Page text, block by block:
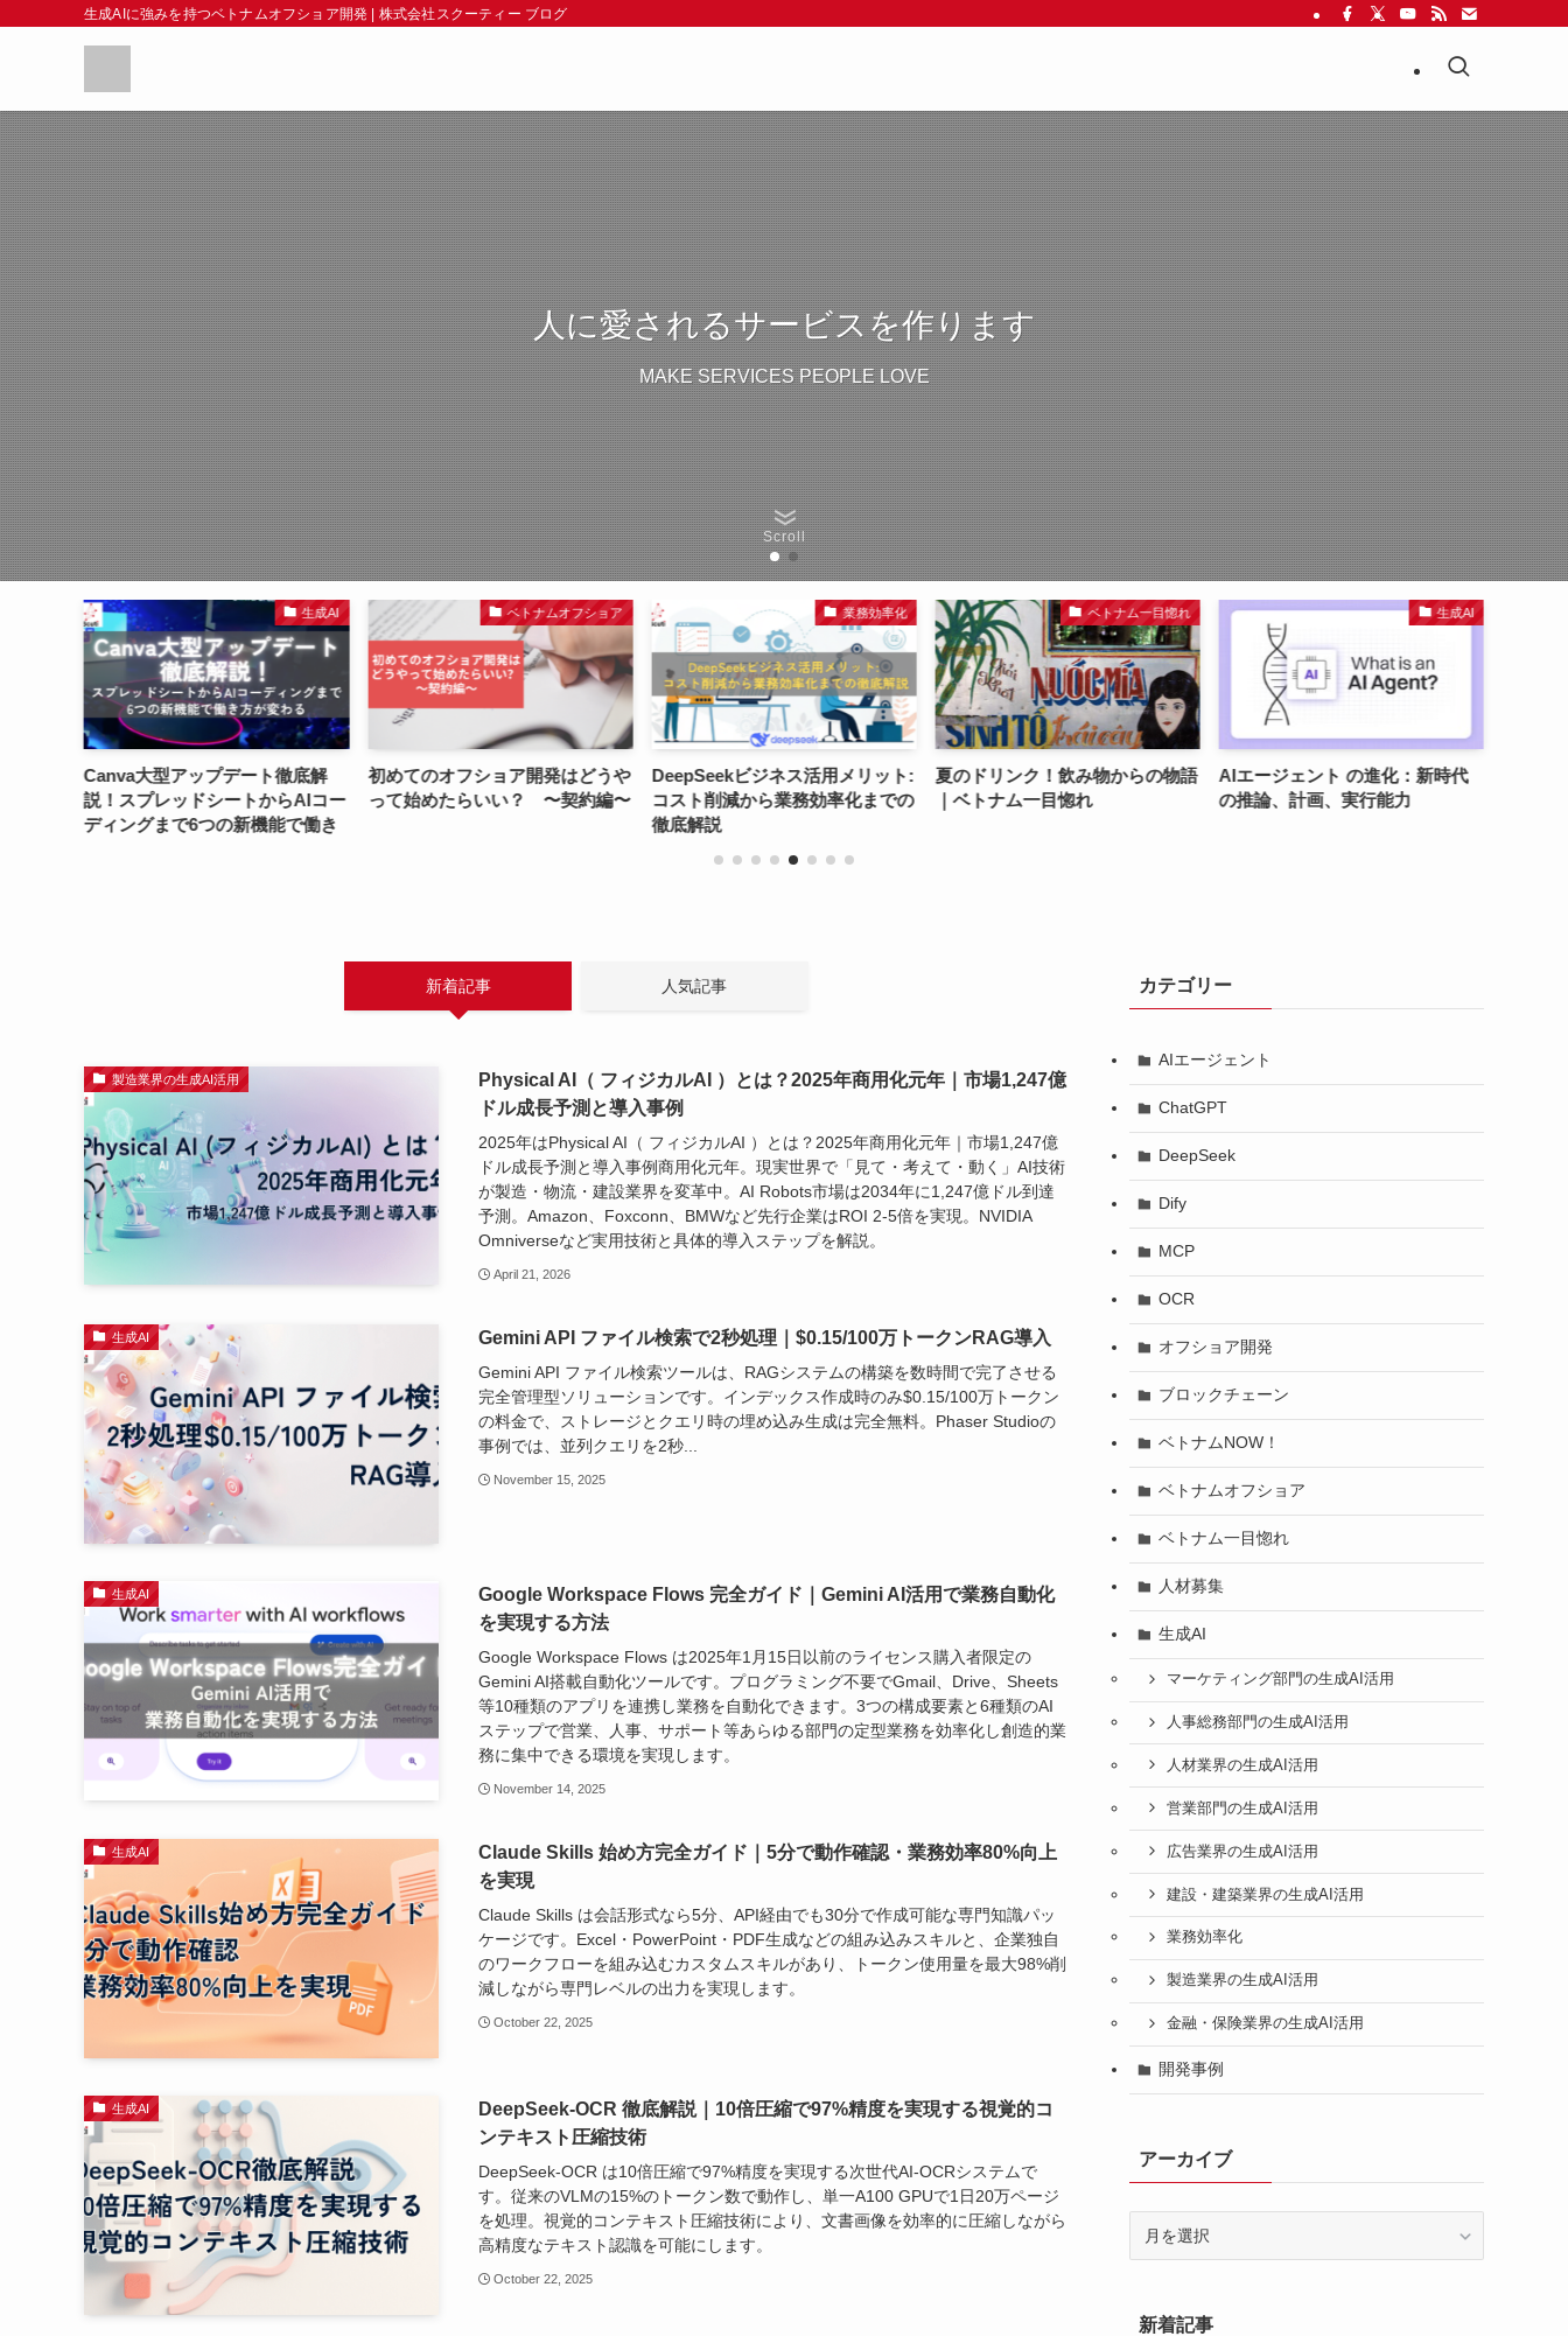
生成AIに強みを持つベトナムオフショア開発 | 株式会社スクーティー ブログ
人に愛されるサービスを作ります
MAKE SERVICES PEOPLE LOVE
Scroll
生成AI
Canva大型アップデート徹底解
説！スプレッドシートからAIコー
ディングまで6つの新機能で働き
ベトナムオフショア
初めてのオフショア開発はどうや
って始めたらいい？ 〜契約編〜
業務効率化
DeepSeekビジネス活用メリット:
コスト削減から業務効率化までの
徹底解説
ベトナム一目惚れ
夏のドリンク！飲み物からの物語
｜ベトナム一目惚れ
生成AI
AIエージェント の進化：新時代
の推論、計画、実行能力
新着記事 人気記事
製造業界の生成AI活用
Physical AI（ フィジカルAI ）とは？2025年商用化元年｜市場1,247億
ドル成長予測と導入事例
2025年はPhysical AI（ フィジカルAI ）とは？2025年商用化元年｜市場1,247億
ドル成長予測と導入事例商用化元年。現実世界で「見て・考えて・動く」AI技術
が製造・物流・建設業界を変革中。AI Robots市場は2034年に1,247億ドル到達
予測。Amazon、Foxconn、BMWなど先行企業はROI 2-5倍を実現。NVIDIA
Omniverseなど実用技術と具体的導入ステップを解説。
April 21, 2026
生成AI Gemini API ファイル検索で2秒処理｜$0.15/100万トークンRAG導入
Gemini API ファイル検索ツールは、RAGシステムの構築を数時間で完了させる
完全管理型ソリューションです。インデックス作成時のみ$0.15/100万トークン
の料金で、ストレージとクエリ時の埋め込み生成は完全無料。Phaser Studioの
事例では、並列クエリを2秒...
November 15, 2025
生成AI
Google Workspace Flows 完全ガイド｜Gemini AI活用で業務自動化
を実現する方法
Google Workspace Flows は2025年1月15日以前のライセンス購入者限定の
Gemini AI搭載自動化ツールです。プログラミング不要でGmail、Drive、Sheets
等10種類のアプリを連携し業務を自動化できます。3つの構成要素と6種類のAI
ステップで営業、人事、サポート等あらゆる部門の定型業務を効率化し創造的業
務に集中できる環境を実現します。
November 14, 2025
生成AI
Claude Skills 始め方完全ガイド｜5分で動作確認・業務効率80%向上
を実現
Claude Skills は会話形式なら5分、API経由でも30分で作成可能な専門知識パッ
ケージです。Excel・PowerPoint・PDF生成などの組み込みスキルと、企業独自
のワークフローを組み込むカスタムスキルがあり、トークン使用量を最大98%削
減しながら専門レベルの出力を実現します。
October 22, 2025
生成AI
DeepSeek-OCR 徹底解説｜10倍圧縮で97%精度を実現する視覚的コ
ンテキスト圧縮技術
DeepSeek-OCR は10倍圧縮で97%精度を実現する次世代AI-OCRシステムで
す。従来のVLMの15%のトークン数で動作し、単一A100 GPUで1日20万ページ
を処理。視覚的コンテキスト圧縮技術により、文書画像を効率的に圧縮しながら
高精度なテキスト認識を可能にします。
October 22, 2025
カテゴリー
AIエージェント
ChatGPT
DeepSeek
Dify
MCP
OCR
オフショア開発
ブロックチェーン
ベトナムNOW！
ベトナムオフショア
ベトナム一目惚れ
人材募集
生成AI
マーケティング部門の生成AI活用
人事総務部門の生成AI活用
人材業界の生成AI活用
営業部門の生成AI活用
広告業界の生成AI活用
建設・建築業界の生成AI活用
業務効率化
製造業界の生成AI活用
金融・保険業界の生成AI活用
開発事例
アーカイブ
ブ新着記事